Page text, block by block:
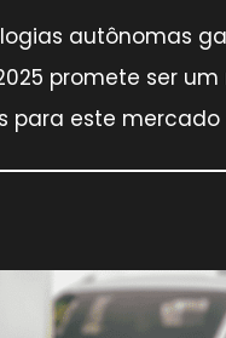
autônomas
promete ser
para este